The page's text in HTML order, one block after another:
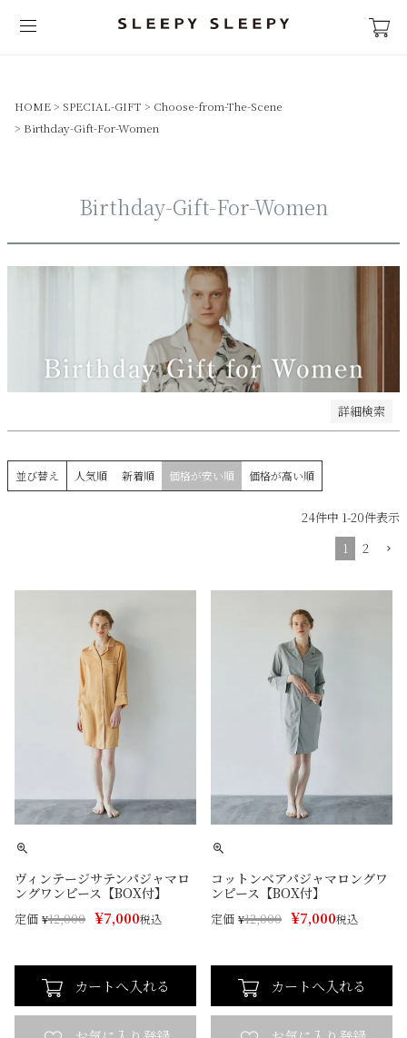
HOME SPECIAL-GIFT
Choose-from-The-Scene
Birthday-Gift-For-Women
Birthday-Gift-For-Women
詳細検索
商品番号/JANコード
新着順
価格が安い順
価格が高い順
キーワードヒット順
検索
並び替え 人気順 新着順 価格が安い順 価格が高い順
24件中 1-20件表示
1
2
ヴィンテージサテンパジャマロ
ングワンピース【BOX付】
定価 ¥12,000 ¥7,000税込
カートへ入れる
コットンベアパジャマロングワ
ンピース【BOX付】
定価 ¥12,000 ¥7,000税込
カートへ入れる